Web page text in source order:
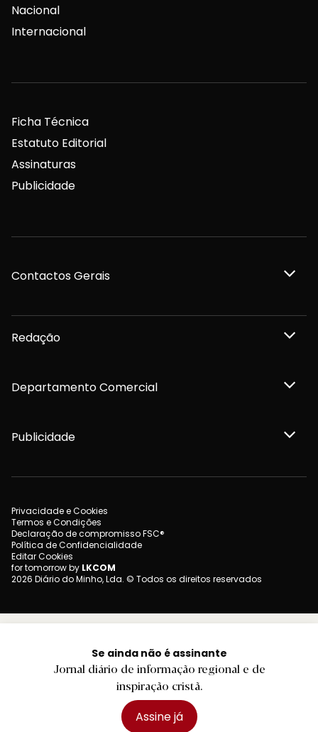
Se ainda não é assinante
Jornal diário de informação regional e de
inspiração cristã.
Assine já
Nacional
Internacional
Ficha Técnica
Estatuto Editorial
Assinaturas
Publicidade
Contactos Gerais
Redação
Departamento Comercial
Publicidade
Privacidade e Cookies
Termos e Condições
Declaração de compromisso FSC®
Política de Confidencialidade
Editar Cookies
for tomorrow by LKCOM
2026 Diário do Minho, Lda. © Todos os direitos reservados